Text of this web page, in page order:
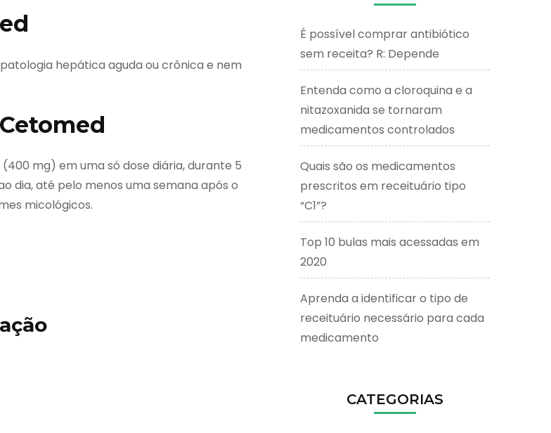
hepática aguda ou crônica e nem
mg) em uma só dose diária, durante 5
dia, até pelo menos uma semana após o
micológicos.
É possível comprar antibiótico
sem receita? R: Depende
Entenda como a cloroquina e a
nitazoxanida se tornaram
medicamentos controlados
Quais são os medicamentos
prescritos em receituário tipo
“C1”?
Top 10 bulas mais acessadas em
2020
Aprenda a identificar o tipo de
receituário necessário para cada
medicamento
CATEGORIAS